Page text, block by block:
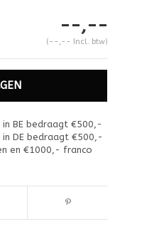
--,--
(--,-- Incl. btw)
BE bedraagt €500,-
DE bedraagt €500,-
en €1000,- franco